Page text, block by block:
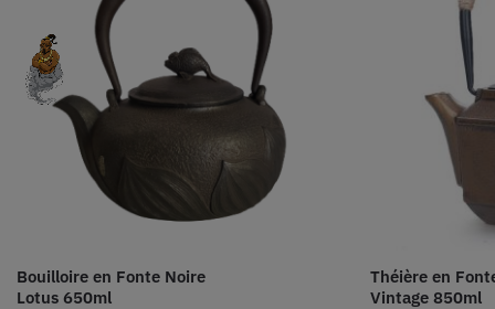
Bouilloire en Fonte Noire
Lotus 650ml
Théière en
Vintage 850ml